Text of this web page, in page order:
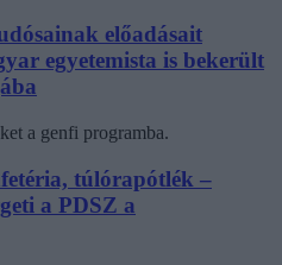
előadásait
egyetemista is bekerült
a genfi programba.
túlórapótlék –
a PDSZ a